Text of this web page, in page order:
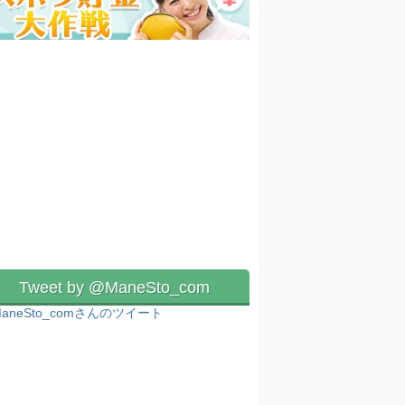
Tweet by @ManeSto_com
さんのツイート